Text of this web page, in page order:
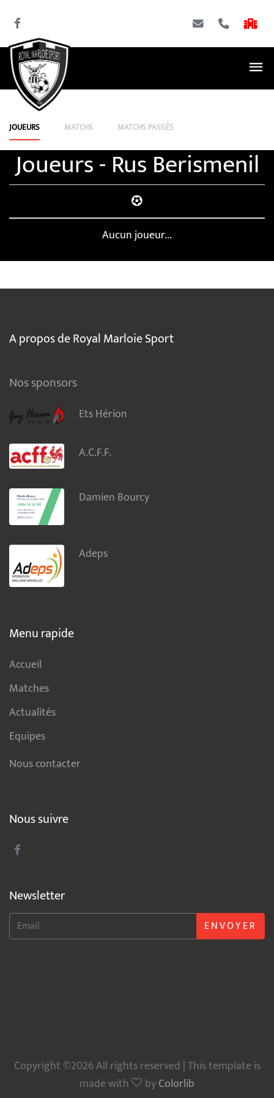
JOUEURS MATCHS MATCHS PASSÉS
Joueurs - Rus Berismenil
Aucun joueur...
A propos de Royal Marloie Sport
Nos sponsors
Ets Hérion
A.C.F.F.
Damien Bourcy
Adeps
Menu rapide
Accueil
Matches
Actualités
Equipes
Nous contacter
Nous suivre
Newsletter
ENVOYER
Copyright ©2026 All rights reserved | This template is
made with
byColorlib